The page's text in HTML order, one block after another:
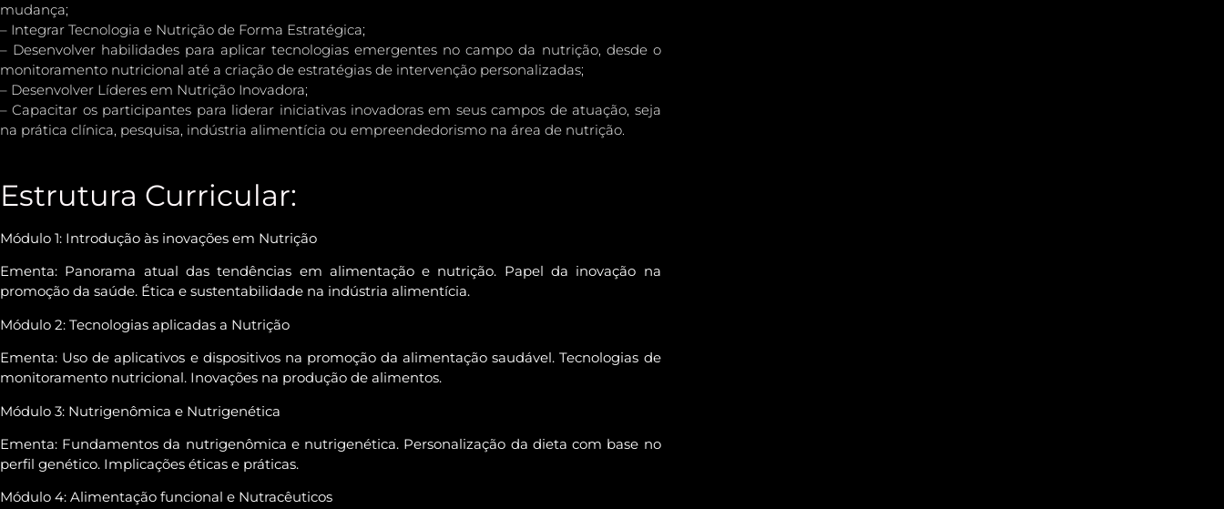
mudança;
– Integrar Tecnologia e Nutrição de Forma Estratégica;
– Desenvolver habilidades para aplicar tecnologias emergentes no campo da nutrição, desde o
monitoramento nutricional até a criação de estratégias de intervenção personalizadas;
– Desenvolver Líderes em Nutrição Inovadora;
– Capacitar os participantes para liderar iniciativas inovadoras em seus campos de atuação, seja
na prática clínica, pesquisa, indústria alimentícia ou empreendedorismo na área de nutrição.
Estrutura Curricular:
Módulo 1: Introdução às inovações em Nutrição
Ementa: Panorama atual das tendências em alimentação e nutrição. Papel da inovação na
promoção da saúde. Ética e sustentabilidade na indústria alimentícia.
Módulo 2: Tecnologias aplicadas a Nutrição
Ementa: Uso de aplicativos e dispositivos na promoção da alimentação saudável. Tecnologias de
monitoramento nutricional. Inovações na produção de alimentos.
Módulo 3: Nutrigenômica e Nutrigenética
Ementa: Fundamentos da nutrigenômica e nutrigenética. Personalização da dieta com base no
perfil genético. Implicações éticas e práticas.
Módulo 4: Alimentação funcional e Nutracêuticos